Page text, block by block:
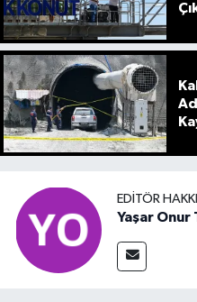
EDITÖR
Yaşar Onur